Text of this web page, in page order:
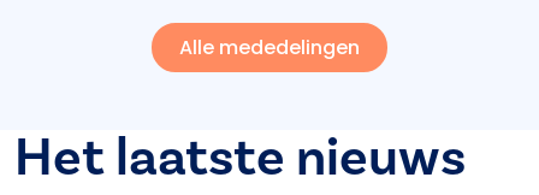
Alle mededelingen
Het laatste nieuws